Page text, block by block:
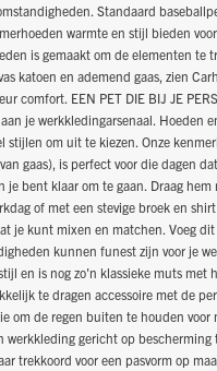
Standaard
warmte en stijl bieden
is gemaakt om de elementen te
katoen en ademend gaas, zien
comfort. EEN PET DIE BIJ JE
je werkkledingarsenaal. Hoeden
om uit te kiezen. Onze
gaas), is perfect voor die dagen
je bent klaar om te gaan. Draag
of met een stevige broek en
je kunt mixen en matchen. Voeg
kunnen funest zijn voor je
en is nog zo'n klassieke muts
te dragen accessoire met de
om de regen buiten te houden
werkkleding gericht op bescherming
trekkoord voor een pasvorm op